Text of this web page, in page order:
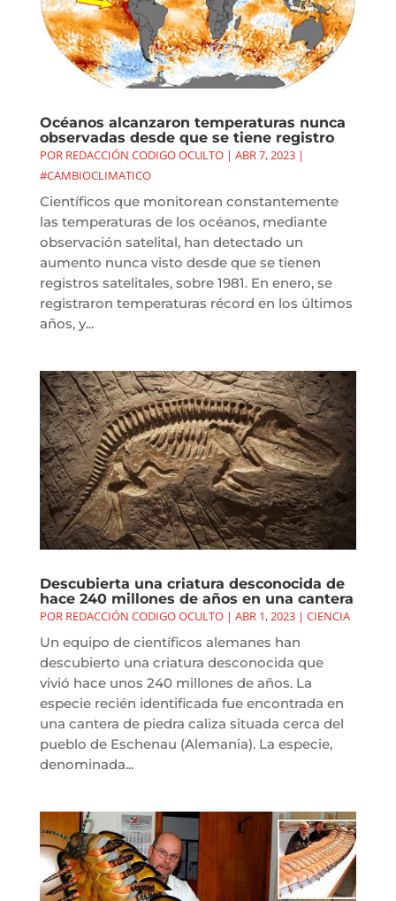
Océanos alcanzaron temperaturas nunca
observadas desde que se tiene registro
POR REDACCIÓN CODIGO OCULTO| ABR 7, 2023|
#CAMBIOCLIMATICO
Científicos que monitorean constantemente
las temperaturas de los océanos, mediante
observación satelital, han detectado un
aumento nunca visto desde que se tienen
registros satelitales, sobre 1981. En enero, se
registraron temperaturas récord en los últimos
años, y...
Descubierta una criatura desconocida de
hace 240 millones de años en una cantera
POR REDACCIÓN CODIGO OCULTO| ABR 1, 2023| CIENCIA
Un equipo de científicos alemanes han
descubierto una criatura desconocida que
vivió hace unos 240 millones de años. La
especie recién identificada fue encontrada en
una cantera de piedra caliza situada cerca del
pueblo de Eschenau (Alemania). La especie,
denominada...